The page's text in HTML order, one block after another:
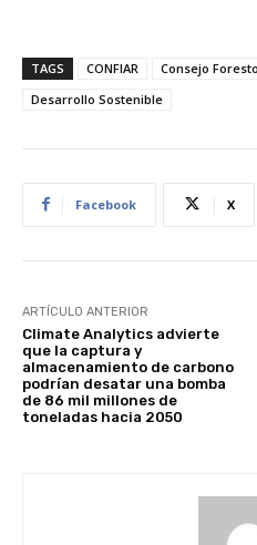
TAGS CONFIAR
Consejo
Desarrollo Sostenible
Facebook X
ARTÍCULO ANTERIOR
Climate Analytics advierte
que la captura y
almacenamiento de carbono
podrían desatar una bomba
de 86 mil millones de
toneladas hacia 2050